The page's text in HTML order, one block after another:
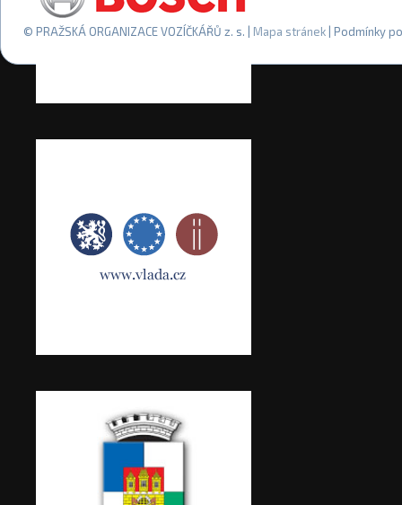
© PRAŽSKÁ ORGANIZACE VOZÍČKÁŘŮ z. s. | Mapa stránek | Podmínky